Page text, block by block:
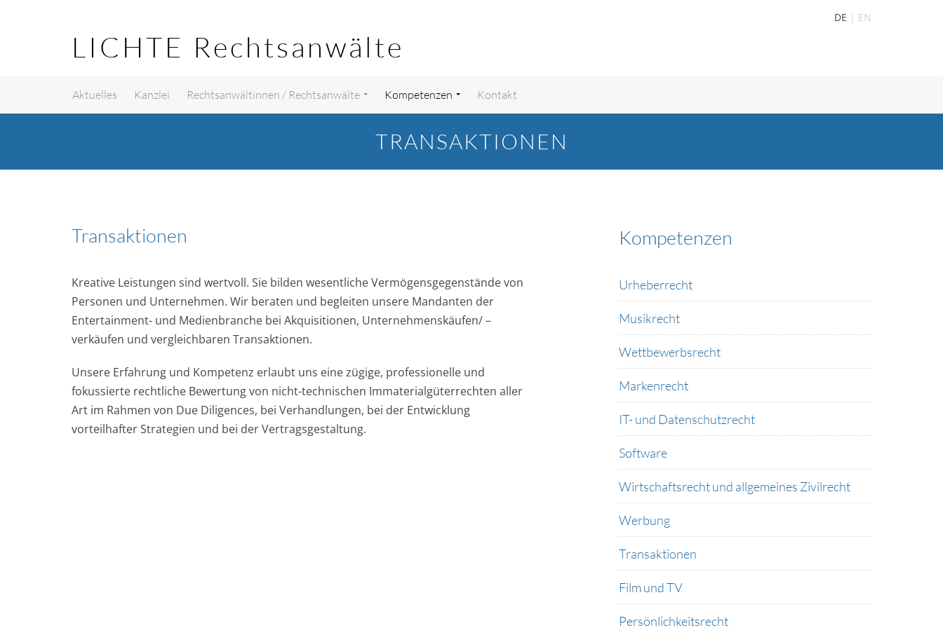
DE EN
LICHTE Rechtsanwälte
Aktuelles Kanzlei Rechtsanwältinnen / Rechtsanwälte Kompetenzen Kontakt
TRANSAKTIONEN
Transaktionen
Kreative Leistungen sind wertvoll. Sie bilden wesentliche Vermögensgegenstände von
Personen und Unternehmen. Wir beraten und begleiten unsere Mandanten der
Entertainment- und Medienbranche bei Akquisitionen, Unternehmenskäufen/ –
verkäufen und vergleichbaren Transaktionen.
Unsere Erfahrung und Kompetenz erlaubt uns eine zügige, professionelle und
fokussierte rechtliche Bewertung von nicht-technischen Immaterialgüterrechten aller
Art im Rahmen von Due Diligences, bei Verhandlungen, bei der Entwicklung
vorteilhafter Strategien und bei der Vertragsgestaltung.
Kompetenzen
Urheberrecht
Musikrecht
Wettbewerbsrecht
Markenrecht
IT- und Datenschutzrecht
Software
Wirtschaftsrecht und allgemeines Zivilrecht
Werbung
Transaktionen
Film und TV
Persönlichkeitsrecht